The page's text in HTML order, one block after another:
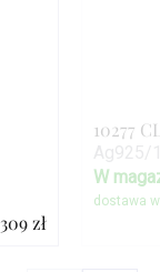
309 zł
10277
W